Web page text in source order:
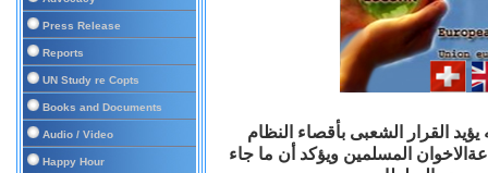
Press Release
Reports
UN Study re Copts
Books and Documents
Audio / Video
Happy Hour
يؤيد القرار الشعبى بأقصاء النظام
المسلمين ويؤكد أن ما جاء